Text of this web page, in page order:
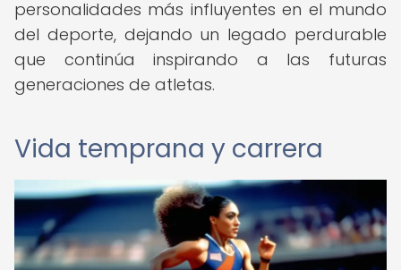
personalidades más influyentes en el mundo
del deporte, dejando un legado perdurable
que continúa inspirando a las futuras
generaciones de atletas.
Vida temprana y carrera